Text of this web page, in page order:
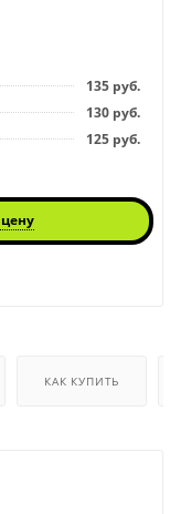
135 руб.
130 руб.
125 руб.
КАК КУПИТЬ